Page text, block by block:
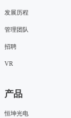
发展历程
管理团队
招聘
VR
产品
恒坤光电